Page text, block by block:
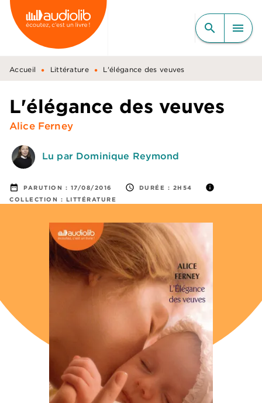
MENU RECHERCHE
CONTENU
PIED DE PAGE
search menu
Accueil • Littérature • L'élégance des veuves
L'élégance des veuves
Alice Ferney
Lu par Dominique Reymond
date_range PARUTION : 17/08/2016 access_time DURÉE : 2H54 info
COLLECTION : LITTÉRATURE